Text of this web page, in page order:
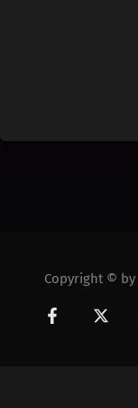
Copyright © by